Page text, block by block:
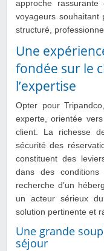
approche
voyageurs souhaitant
structuré,
Une
fondée sur le
l’expertise
Opter pour
experte, orientée
client. La richesse
sécurité des
constituent des
dans des
recherche d’un
un acteur sérieux
solution pertinente et
Une grande
séjour